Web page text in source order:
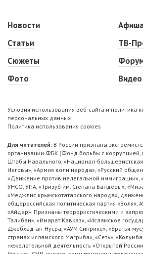
Новости
Статьи
Сюжеты
Фото
ТВ-
Видео
Условия использования веб-сайта и политика
персональных данных
Политика использования cookies
Для читателей: В России признаны
организации ФБК (Фонд борьбы с коррупцией,
Штабы Навального, «Национал-
Иеговы», «Армия воли народа», «Русский
«Движение против нелегальной иммиграции»,
УНСО, УПА, «Тризуб им. Степана Бандеры»,
«Меджлис крымскотатарского народа»,
общероссийская политическая партия «Воля»,
«Айдар». Признаны террористическими и
Талибан», «Имарат Кавказ», «Исламское
Джебхад-ан-Нусра, «АУМ Синрике», «Братья-
странах исламского Магриба», «Сеть»,
нежелательной деятельность «Открытой